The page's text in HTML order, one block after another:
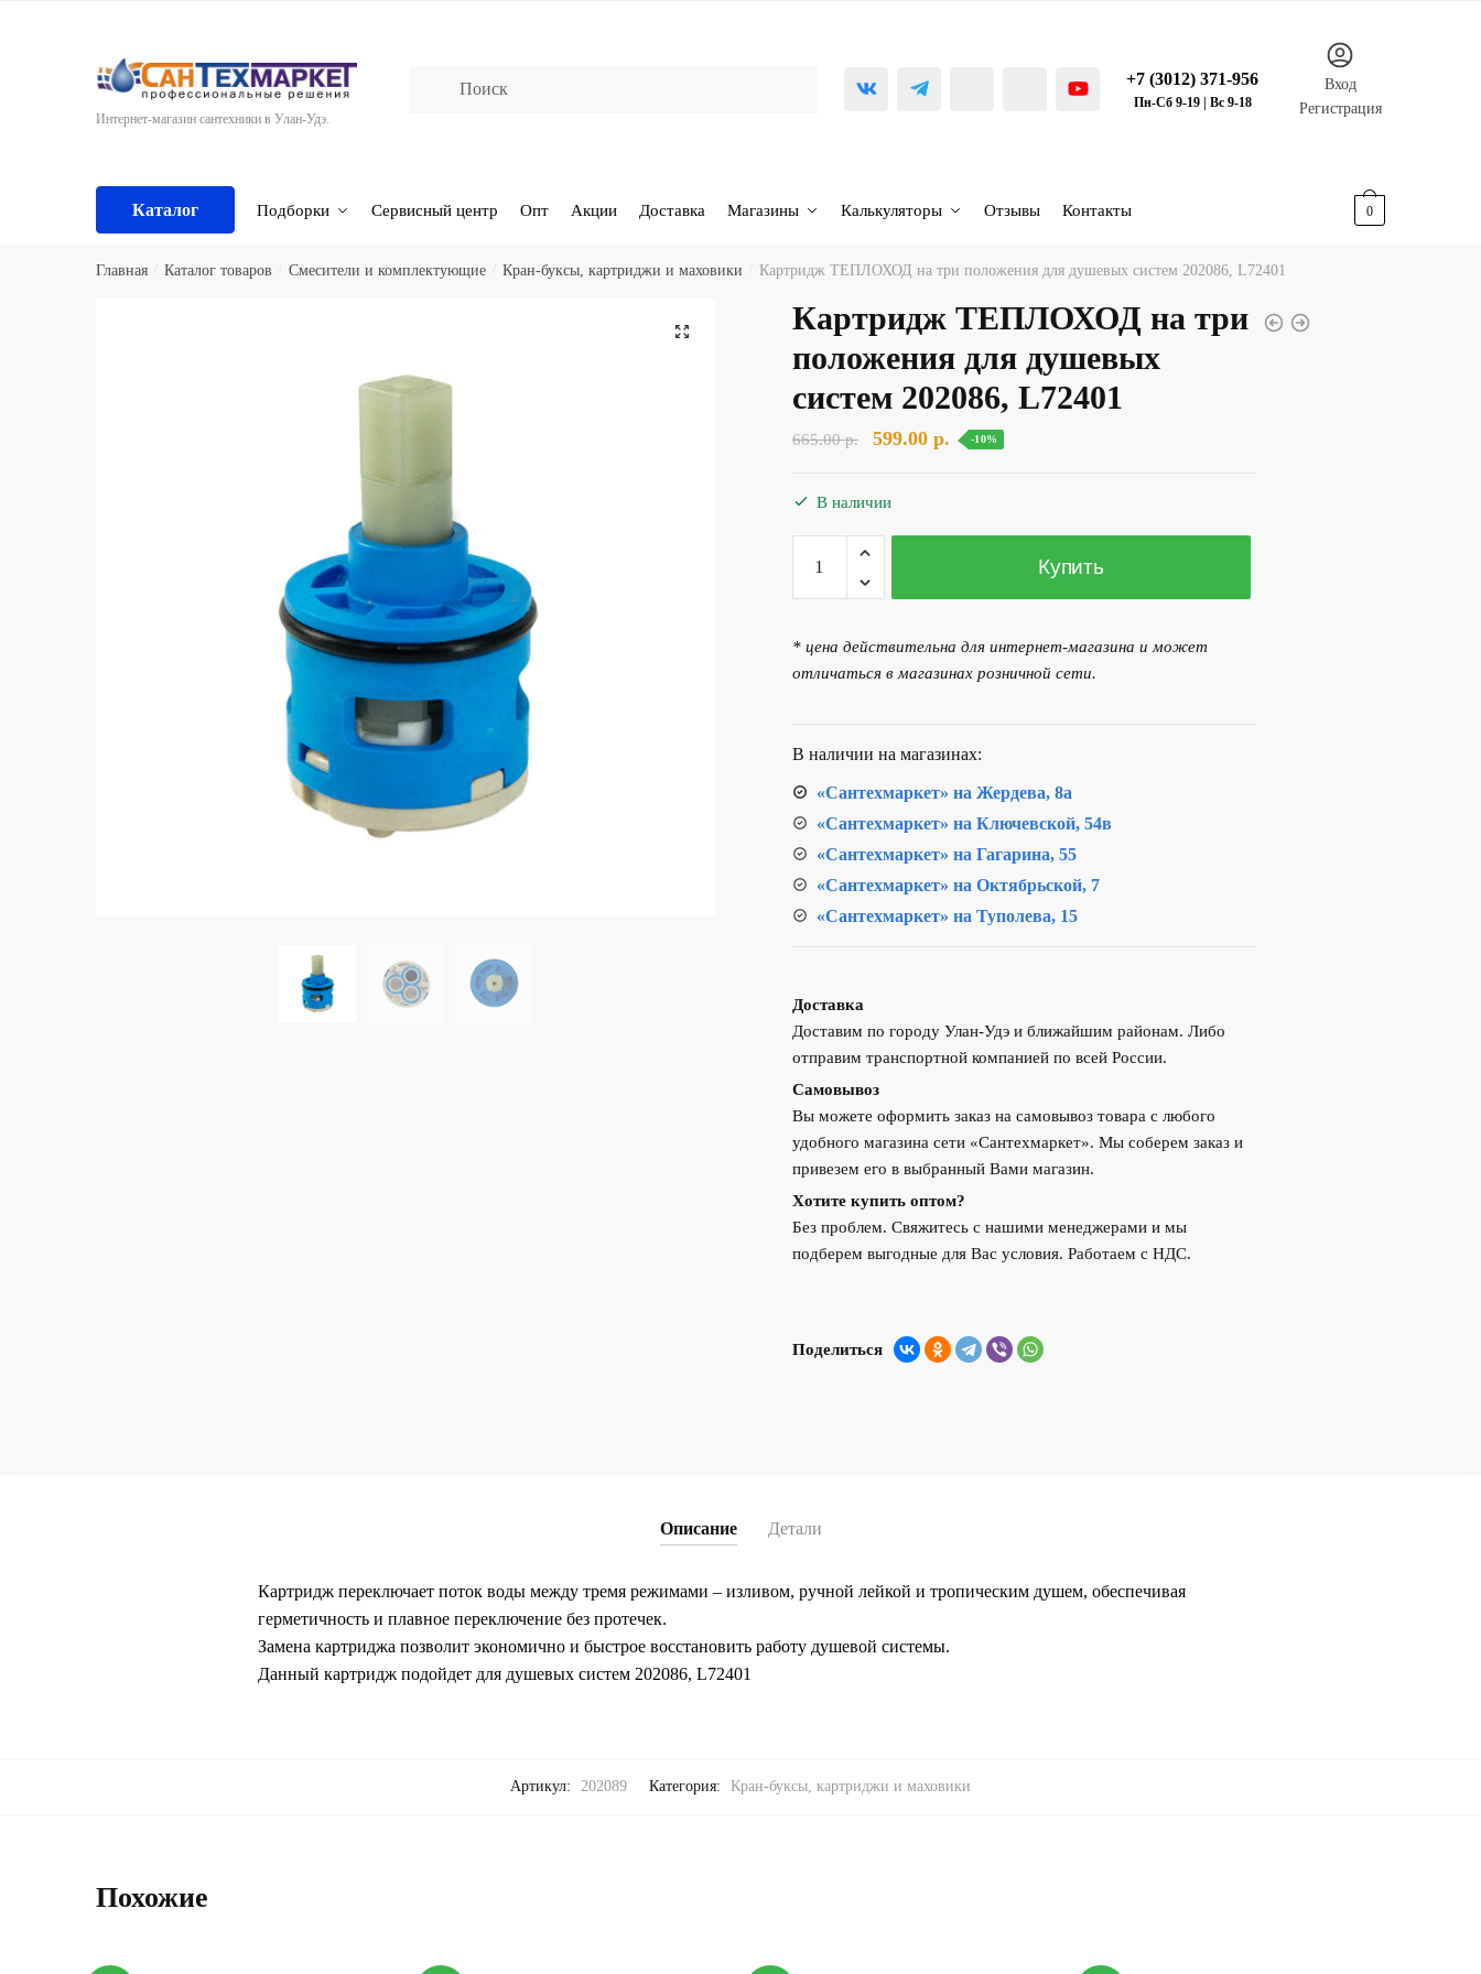
Интернет-магазин сантехники в Улан-Удэ.
+7 (3012) 371-956
Пн-Сб 9-19 | Вс 9-18
Вход
Регистрация
Каталог Подборки Сервисный центр Опт Акции Доставка Магазины Калькуляторы Отзывы Контакты 0
Главная Каталог товаров Смесители и комплектующие Кран-буксы, картриджи и маховики Картридж ТЕПЛОХОД на три положения для душевых систем 202086, L72401
🔍
Картридж ТЕПЛОХОД на три
положения для душевых
систем 202086, L72401
665.00р.
Первоначальная
составляла
665.00 р..
599.00 р.Текущая
-10%
В наличии
Количество
товара
Картридж
на
систем
202086,
L72401
Купить
* цена действительна для интернет-магазина и может
отличаться в магазинах розничной сети.
В наличии на магазинах:
«Сантехмаркет» на Жердева, 8а
«Сантехмаркет» на Ключевской, 54в
«Сантехмаркет» на Гагарина, 55
«Сантехмаркет» на Октябрьской, 7
«Сантехмаркет» на Туполева, 15
Доставка
Доставим по городу Улан-Удэ и ближайшим районам. Либо
отправим транспортной компанией по всей России.
Самовывоз
Вы можете оформить заказ на самовывоз товара с любого
удобного магазина сети «Сантехмаркет». Мы соберем заказ и
привезем его в выбранный Вами магазин.
Хотите купить оптом?
Без проблем. Свяжитесь с нашими менеджерами и мы
подберем выгодные для Вас условия. Работаем с НДС.
Поделиться
Описание Детали
Картридж переключает поток воды между тремя режимами – изливом, ручной лейкой и тропическим душем, обеспечивая
герметичность и плавное переключение без протечек.
Замена картриджа позволит экономично и быстрое восстановить работу душевой системы.
Данный картридж подойдет для душевых систем 202086, L72401
Артикул: 202089 Категория: Кран-буксы, картриджи и маховики
Похожие